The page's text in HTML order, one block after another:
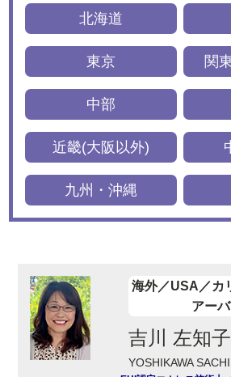
北海道
東京 関
中部
近畿(大阪以外)
九州・沖縄
海外／USA／カ
アー
吉川 左知子
YOSHIKAWA